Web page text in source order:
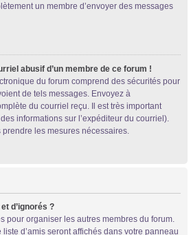
un membre d’envoyer des messages
abusif d’un membre de ce forum !
du forum comprend des sécurités pour
de tels messages. Envoyez à
du courriel reçu. Il est très important
informations sur l’expéditeur du courriel).
prendre les mesures nécessaires.
d’ignorés ?
pour organiser les autres membres du forum.
d’amis seront affichés dans votre panneau